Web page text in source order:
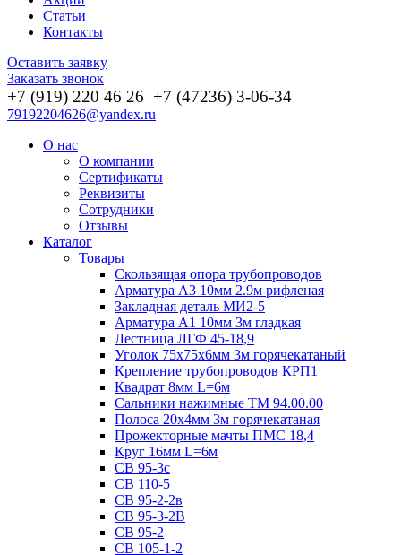
Статьи
Контакты
Оставить заявку
Заказать звонок
+7 (919) 220 46 26 +7 (47236) 3-06-34
79192204626@yandex.ru
О нас
О компании
Сертификаты
Реквизиты
Сотрудники
Отзывы
Каталог
Товары
Скользящая опора трубопроводов
Арматура А3 10мм 2.9м рифленая
Закладная деталь МИ2-5
Арматура А1 10мм 3м гладкая
Лестница ЛГФ 45-18,9
Уголок 75х75х6мм 3м горячекатаный
Крепление трубопроводов КРП1
Квадрат 8мм L=6м
Сальники нажимные ТМ 94.00.00
Полоса 20х4мм 3м горячекатаная
Прожекторные мачты ПМС 18,4
Круг 16мм L=6м
СВ 95-3с
СВ 110-5
СВ 95-2-2в
СВ 95-3-2В
СВ 95-2
СВ 105-1-2